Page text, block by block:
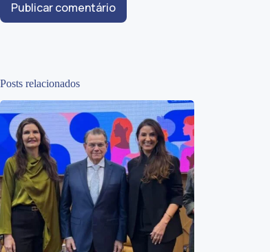
Publicar comentário
Posts relacionados